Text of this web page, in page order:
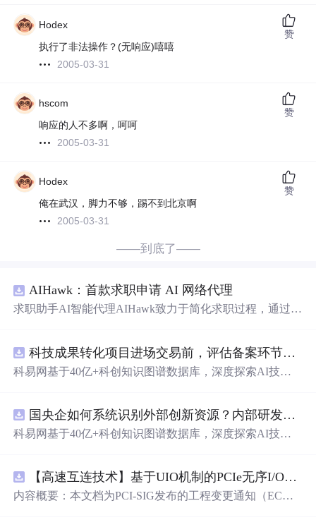
Hodex
执行了非法操作？(无响应)嘻嘻
2005-03-31
赞
hscom
响应的人不多啊，呵呵
2005-03-31
赞
Hodex
俺在武汉，脚力不够，踢不到北京啊
2005-03-31
赞
——到底了——
AIHawk：首款求职申请 AI 网络代理
求职助手AI智能代理AIHawk致力于简化求职过程，通过自
科技成果转化项目进场交易前，评估备案环节需要准备哪些材料？.docx
科易网基于40亿+科创知识图谱数据库，深度探索AI技术
新领域的AI+数智化解决方案，推动科技创新与产业创新
智能化发展。
国央企如何系统识别外部创新资源？内部研发体系完善，但对外部高校、中小科技企业技术能力缺乏动态认知。.docx
科易网基于40亿+科创知识图谱数据库，深度探索AI技术
新领域的AI+数智化解决方案，推动科技创新与产业创新
智能化发展。
【高速互连技术】基于UIO机制的PCIe无序I/O扩展：多路径架构下内存请求的高性能传输与排序控制方案设计
内容概要：本文档为PCI-SIG发布的工程变更通知（EC